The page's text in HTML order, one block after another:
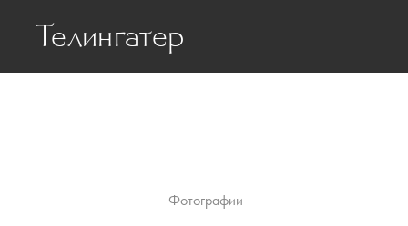
Телингатер
Фотографии